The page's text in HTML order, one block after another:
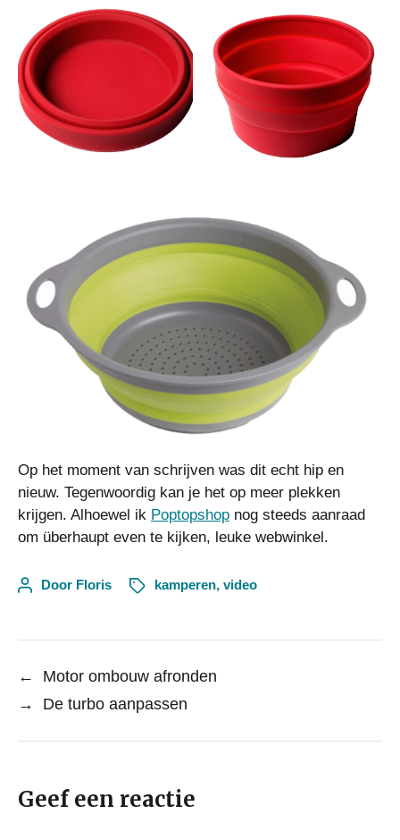
Op het moment van schrijven was dit echt hip en
nieuw. Tegenwoordig kan je het op meer plekken
krijgen. Alhoewel ik Poptopshop nog steeds aanraad
om überhaupt even te kijken, leuke webwinkel.
Door Floris kamperen, video
←
Motor ombouw afronden
→
De turbo aanpassen
Geef een reactie